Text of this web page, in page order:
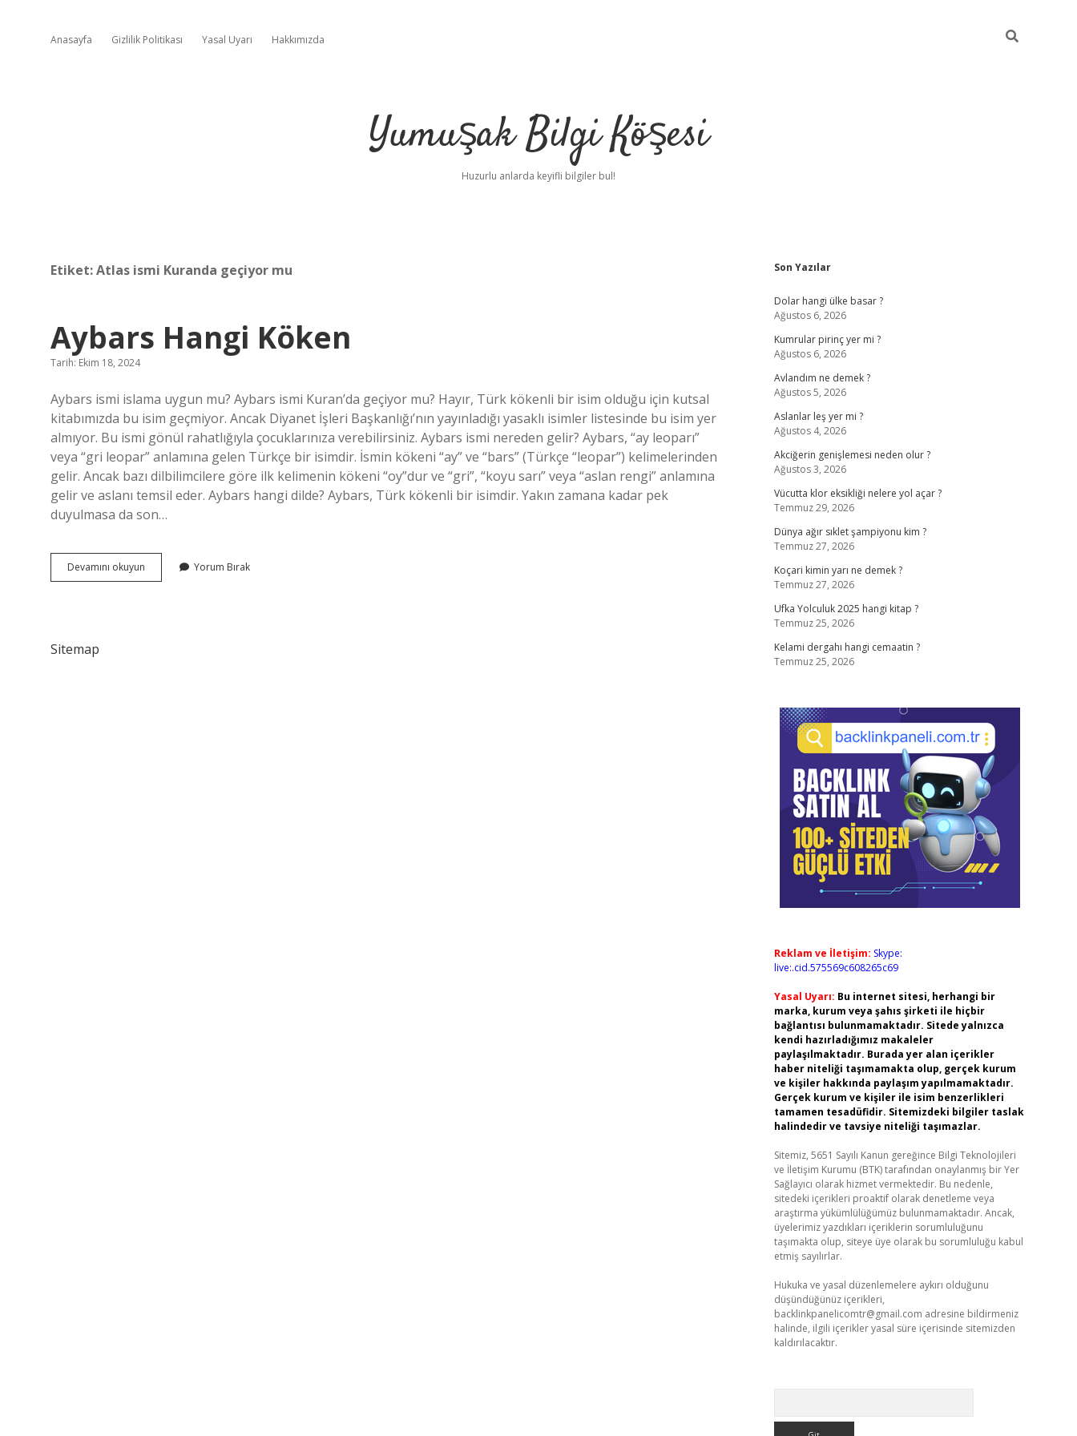
Anasayfa Gizlilik Politikası Yasal Uyarı Hakkımızda
Yumuşak Bilgi Köşesi
Huzurlu anlarda keyifli bilgiler bul!
Etiket:Atlas ismi Kuranda geçiyor mu
Aybars Hangi Köken
Tarih: Ekim 18, 2024
Aybars ismi islama uygun mu? Aybars ismi Kuran’da geçiyor mu? Hayır, Türk kökenli bir isim olduğu için kutsal
kitabımızda bu isim geçmiyor. Ancak Diyanet İşleri Başkanlığı’nın yayınladığı yasaklı isimler listesinde bu isim yer
almıyor. Bu ismi gönül rahatlığıyla çocuklarınıza verebilirsiniz. Aybars ismi nereden gelir? Aybars, “ay leoparı”
veya “gri leopar” anlamına gelen Türkçe bir isimdir. İsmin kökeni “ay” ve “bars” (Türkçe “leopar”) kelimelerinden
gelir. Ancak bazı dilbilimcilere göre ilk kelimenin kökeni “oy”dur ve “gri”, “koyu sarı” veya “aslan rengi” anlamına
gelir ve aslanı temsil eder. Aybars hangi dilde? Aybars, Türk kökenli bir isimdir. Yakın zamana kadar pek
duyulmasa da son…
Devamını okuyun
Hangi
Yorum Bırak
Sitemap
Sidebar
Son Yazılar
Dolar hangi ülke basar ?
Ağustos 6, 2026
Kumrular pirinç yer mi ?
Ağustos 6, 2026
Avlandım ne demek ?
Ağustos 5, 2026
Aslanlar leş yer mi ?
Ağustos 4, 2026
Akciğerin genişlemesi neden olur ?
Ağustos 3, 2026
Vücutta klor eksikliği nelere yol açar ?
Temmuz 29, 2026
Dünya ağır sıklet şampiyonu kim ?
Temmuz 27, 2026
Koçari kimin yarı ne demek ?
Temmuz 27, 2026
Ufka Yolculuk 2025 hangi kitap ?
Temmuz 25, 2026
Kelami dergahı hangi cemaatin ?
Temmuz 25, 2026
Reklam ve İletişim: Skype:
live:.cid.575569c608265c69
Yasal Uyarı: Bu internet sitesi, herhangi bir
marka, kurum veya şahıs şirketi ile hiçbir
bağlantısı bulunmamaktadır. Sitede yalnızca
kendi hazırladığımız makaleler
paylaşılmaktadır. Burada yer alan içerikler
haber niteliği taşımamakta olup, gerçek kurum
ve kişiler hakkında paylaşım yapılmamaktadır.
Gerçek kurum ve kişiler ile isim benzerlikleri
tamamen tesadüfidir. Sitemizdeki bilgiler taslak
halindedir ve tavsiye niteliği taşımazlar.
Sitemiz, 5651 Sayılı Kanun gereğince Bilgi Teknolojileri
ve İletişim Kurumu (BTK) tarafından onaylanmış bir Yer
Sağlayıcı olarak hizmet vermektedir. Bu nedenle,
sitedeki içerikleri proaktif olarak denetleme veya
araştırma yükümlülüğümüz bulunmamaktadır. Ancak,
üyelerimiz yazdıkları içeriklerin sorumluluğunu
taşımakta olup, siteye üye olarak bu sorumluluğu kabul
etmiş sayılırlar.
Hukuka ve yasal düzenlemelere aykırı olduğunu
düşündüğünüz içerikleri,
backlinkpanelicomtr@gmail.com adresine bildirmeniz
halinde, ilgili içerikler yasal süre içerisinde sitemizden
kaldırılacaktır.